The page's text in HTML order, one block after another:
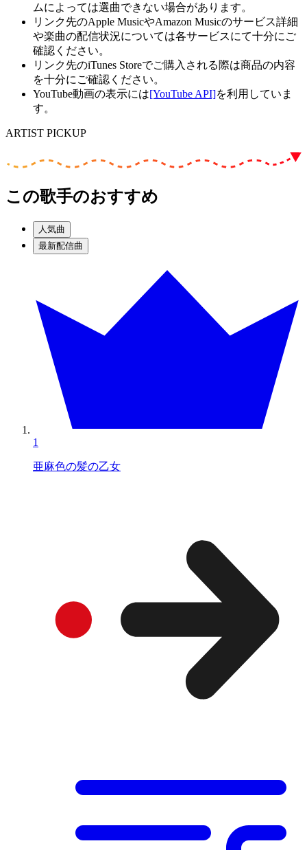
ムによっては選曲できない場合があります。
リンク先のApple MusicやAmazon Musicのサービス詳細
や楽曲の配信状況については各サービスにて十分にご
確認ください。
リンク先のiTunes Storeでご購入される際は商品の内容
を十分にご確認ください。
YouTube動画の表示には[YouTube API]を利用していま
す。
ARTIST PICKUP
この歌手のおすすめ
人気曲
最新配信曲
1
亜麻色の髪の乙女